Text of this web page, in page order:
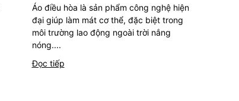
Áo điều hòa là sản phẩm công nghệ hiện
đại giúp làm mát cơ thể, đặc biệt trong
môi trường lao động ngoài trời nắng
nóng....
Đọc tiếp